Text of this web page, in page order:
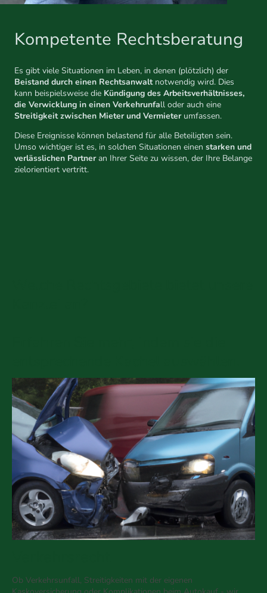
Kompetente Rechtsberatung
Es gibt viele Situationen im Leben, in denen (plötzlich) der
Beistand durch einen Rechtsanwaltnotwendig wird. Dies
kann beispielsweise die Kündigung des Arbeitsverhältnisses,
die Verwicklung in einen Verkehrunfall oder auch eine
Streitigkeit zwischen Mieter und Vermieterumfassen.
Diese Ereignisse können belastend für alle Beteiligten sein.
Umso wichtiger ist es, in solchen Situationen einen starken und
verlässlichen Partneran Ihrer Seite zu wissen, der Ihre Belange
zielorientiert vertritt.
Ob Verkehrsunfall, Streitigkeiten mit der eigenen